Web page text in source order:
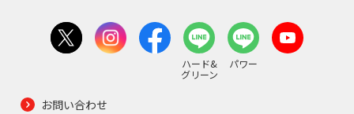
ハード&
グリーン
パワー
お問い合わせ